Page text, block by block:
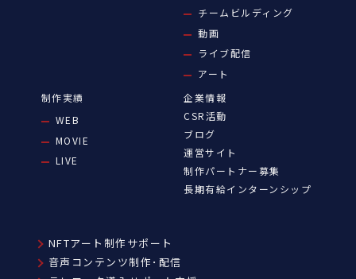
チームビルディング
動画
ライブ配信
アート
制作実績
WEB
MOVIE
LIVE
企業情報
CSR活動
ブログ
運営サイト
制作パートナー募集
長期有給インターンシップ
NFTアート制作サポート
音声コンテンツ制作･配信